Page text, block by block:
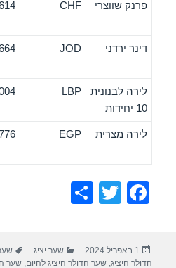
פרנק שווצרי CHF
דינר ירדני JOD
לירה לבנונית
10 יחידות
LBP
לירה מצרית EGP
F
e
T
er
e
פורסם
בתאריך
1 באפריל 2024 קטגוריות
שער יציג
הדולר היציג,שער הדולר היציג להיום,שער